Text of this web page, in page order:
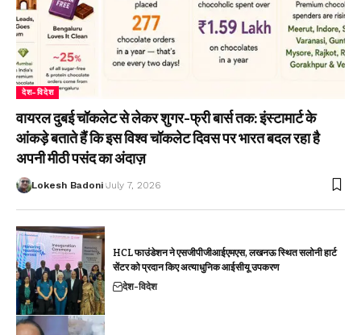
देश-विदेश
वायरल दुबई चॉकलेट से लेकर शुगर-फ्री बार्स तक: इंस्टामार्ट के
आंकड़े बताते हैं कि इस विश्व चॉकलेट दिवस पर भारत बदल रहा है
अपनी मीठी पसंद का अंदाज़
Lokesh Badoni July 7, 2026
HCL फाउंडेशन ने एसजीपीजीआईएमएस, लखनऊ स्थित सलोनी हार्ट
सेंटर को प्रदान किए अत्याधुनिक आईसीयू उपकरण
देश-विदेश